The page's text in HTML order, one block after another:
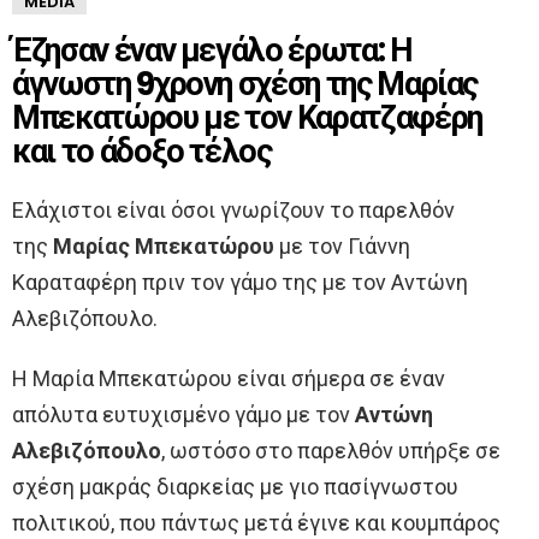
Έζησαν έναν μεγάλο έρωτα: Η
άγνωστη 9χρονη σχέση της Μαρίας
Μπεκατώρου με τον Καρατζαφέρη
και το άδοξο τέλος
Ελάχιστοι είναι όσοι γνωρίζουν το παρελθόν
της Μαρίας Μπεκατώρου με τον Γιάννη
Καραταφέρη πριν τον γάμο της με τον Αντώνη
Αλεβιζόπουλο.
Η Μαρία Μπεκατώρου είναι σήμερα σε έναν
απόλυτα ευτυχισμένο γάμο με τονΑντώνη
Αλεβιζόπουλο, ωστόσο στο παρελθόν υπήρξε σε
σχέση μακράς διαρκείας με γιο πασίγνωστου
πολιτικού, που πάντως μετά έγινε και κουμπάρος